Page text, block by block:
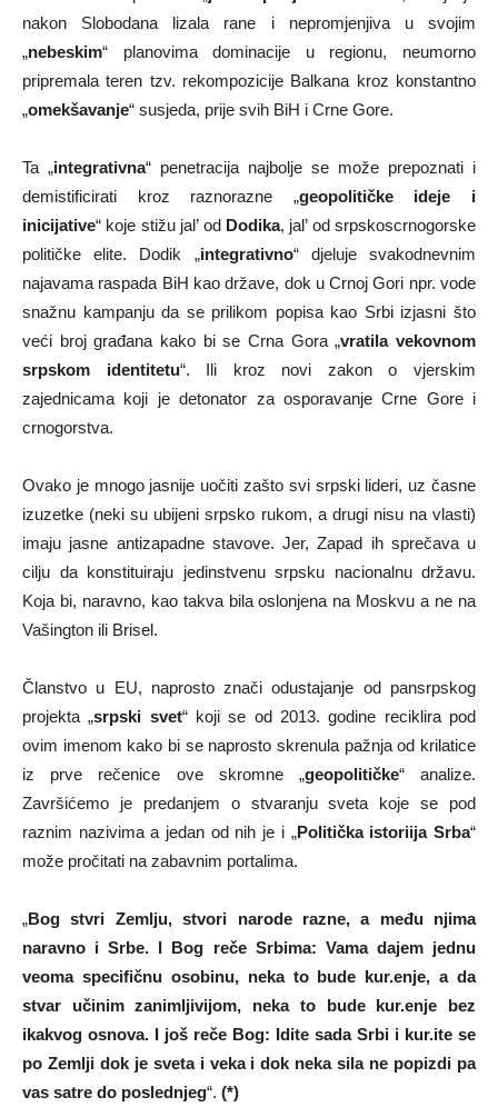
nakon Slobodana lizala rane i nepromjenjiva u svojim
„nebeskim“ planovima dominacije u regionu, neumorno
pripremala teren tzv. rekompozicije Balkana kroz konstantno
„omekšavanje“ susjeda, prije svih BiH i Crne Gore.
Ta „integrativna“ penetracija najbolje se može prepoznati i
demistificirati kroz raznorazne „geopolitičke ideje i
inicijative“ koje stižu jal’ od Dodika, jal’ od srpskoscrnogorske
političke elite. Dodik „integrativno“ djeluje svakodnevnim
najavama raspada BiH kao države, dok u Crnoj Gori npr. vode
snažnu kampanju da se prilikom popisa kao Srbi izjasni što
veći broj građana kako bi se Crna Gora „vratila vekovnom
srpskom identitetu“. Ili kroz novi zakon o vjerskim
zajednicama koji je detonator za osporavanje Crne Gore i
crnogorstva.
Ovako je mnogo jasnije uočiti zašto svi srpski lideri, uz časne
izuzetke (neki su ubijeni srpsko rukom, a drugi nisu na vlasti)
imaju jasne antizapadne stavove. Jer, Zapad ih sprečava u
cilju da konstituiraju jedinstvenu srpsku nacionalnu državu.
Koja bi, naravno, kao takva bila oslonjena na Moskvu a ne na
Vašington ili Brisel.
Članstvo u EU, naprosto znači odustajanje od pansrpskog
projekta „srpski svet“ koji se od 2013. godine reciklira pod
ovim imenom kako bi se naprosto skrenula pažnja od krilatice
iz prve rečenice ove skromne „geopolitičke“ analize.
Završićemo je predanjem o stvaranju sveta koje se pod
raznim nazivima a jedan od nih je i „Politička istoriija Srba“
može pročitati na zabavnim portalima.
„Bog stvri Zemlju, stvori narode razne, a među njima
naravno i Srbe. I Bog reče Srbima: Vama dajem jednu
veoma specifičnu osobinu, neka to bude kur.enje, a da
stvar učinim zanimljivijom, neka to bude kur.enje bez
ikakvog osnova. I još reče Bog: Idite sada Srbi i kur.ite se
po Zemlji dok je sveta i veka i dok neka sila ne popizdi pa
vas satre do poslednjeg“. (*)